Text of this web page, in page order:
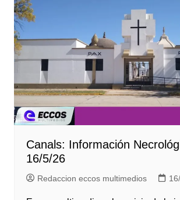
Canals: Información
16/5/26
Redaccion eccos multimedios